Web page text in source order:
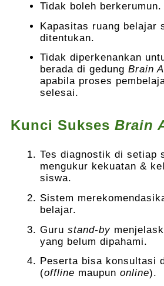
Tidak boleh berkerumun.
Kapasitas ruang belajar
ditentukan.
Tidak diperkenankan
berada di gedung Brain
apabila proses
selesai.
Kunci Sukses Brain
Tes diagnostik di setiap
mengukur kekuatan &
siswa.
Sistem
belajar.
Guru stand-by
yang belum dipahami.
Peserta bisa konsultasi
(offline maupun online).